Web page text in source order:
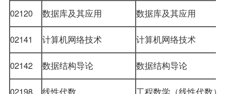
02120 数据库及其应用 数据库及其应用
02141 计算机网络技术 计算机网络技术
02142 数据结构导论 数据结构导论
02198 线性代数 工程数学（线性代数